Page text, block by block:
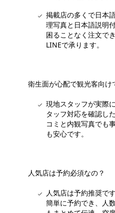
掲載店の多くで日本
理写真と日本語説明
困ることなく注文で
LINEで承ります。
衛生面が心配で観光客向け
現地スタッフが実際
タッフ対応を確認し
コミと内観写真でも
も安心です。
人気店は予約必須なの？
人気店は予約推奨で
簡単に予約でき、人